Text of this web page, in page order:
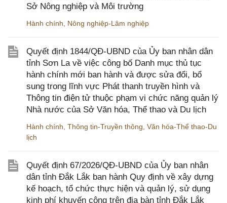
Sở Nông nghiệp và Môi trường
Hành chính Nông nghiệp-Lâm nghiệp
Quyết định 1844/QĐ-UBND của Ủy ban nhân dân
tỉnh Sơn La về việc công bố Danh mục thủ tục
hành chính mới ban hành và được sửa đổi, bổ
sung trong lĩnh vực Phát thanh truyền hình và
Thông tin điện tử thuộc phạm vi chức năng quản lý
Nhà nước của Sở Văn hóa, Thể thao và Du lịch
Hành chính Thông tin-Truyền thông Văn hóa-Thể thao-Du
lịch
Quyết định 67/2026/QĐ-UBND của Ủy ban nhân
dân tỉnh Đắk Lắk ban hành Quy định về xây dựng
kế hoạch, tổ chức thực hiện và quản lý, sử dụng
kinh phí khuyến công trên địa bàn tỉnh Đắk Lắk